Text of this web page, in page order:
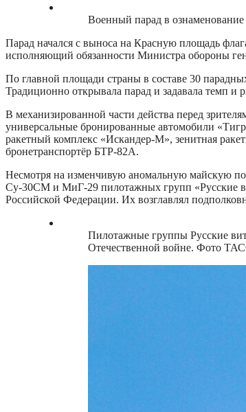
Военный парад в
Парад начался с выноса на Красную площадь
исполняющий обязанности Министра обороны
По главной площади страны в составе 30
Традиционно открывала парад и задавала темп
В механизированной части действа перед
универсальные бронированные автомобили
ракетный комплекс «Искандер-М», зенитная
бронетранспортёр БТР-82А.
Несмотря на изменчивую аномальную майскую
Су-30СМ и МиГ-29 пилотажных групп «Русские
Российской Федерации. Их возглавлял
Пилотажные группы Русские
Отечественной войне. Фото